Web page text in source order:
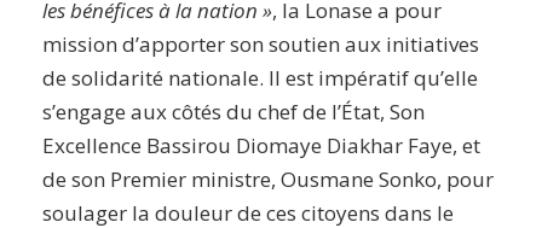
les bénéfices à la nation », la Lonase a pour
mission d’apporter son soutien aux initiatives
de solidarité nationale. Il est impératif qu’elle
s’engage aux côtés du chef de l’État, Son
Excellence Bassirou Diomaye Diakhar Faye, et
de son Premier ministre, Ousmane Sonko, pour
soulager la douleur de ces citoyens dans le